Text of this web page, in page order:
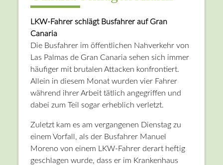
LKW-Fahrer schlägt Busfahrer auf Gran
Canaria
Die Busfahrer im öffentlichen Nahverkehr von
Las Palmas de Gran Canaria sehen sich immer
häufiger mit brutalen Attacken konfrontiert.
Allein in diesem Monat wurden vier Fahrer
während ihrer Arbeit tätlich angegriffen und
dabei zum Teil sogar erheblich verletzt.
Zuletzt kam es am vergangenen Dienstag zu
einem Vorfall, als der Busfahrer Manuel
Moreno von einem LKW-Fahrer derart heftig
geschlagen wurde, dass er im Krankenhaus